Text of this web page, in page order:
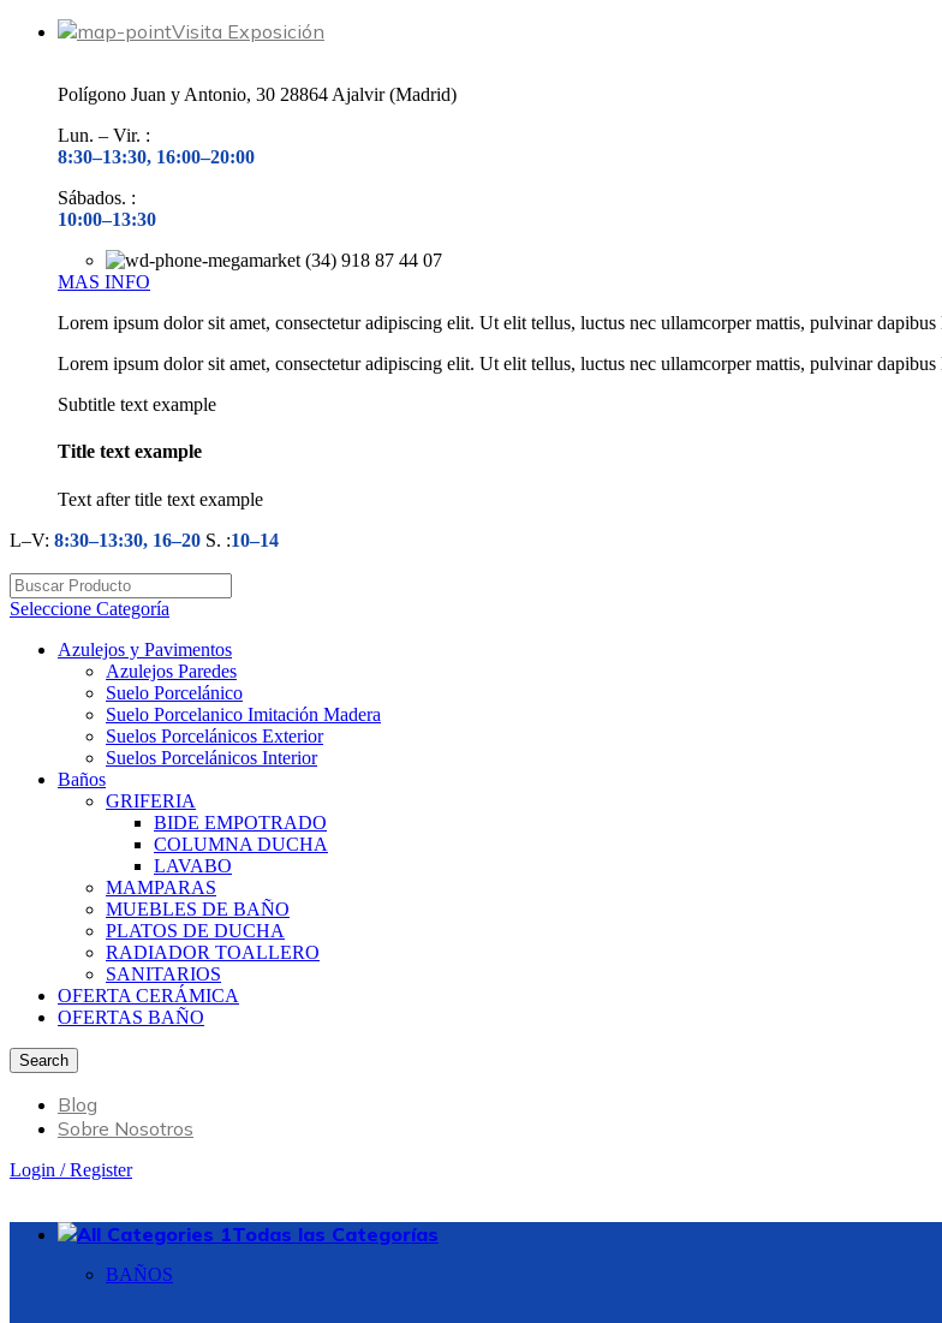
Visita Exposición
Polígono Juan y Antonio, 30 28864 Ajalvir (Madrid)
Lun. – Vir. :
8:30–13:30, 16:00–20:00
Sábados. :
10:00–13:30
(34) 918 87 44 07
MAS INFO
Lorem ipsum dolor sit amet, consectetur adipiscing elit. Ut elit tellus, luctus nec ullamcorper mattis, pulvinar dapibus
Lorem ipsum dolor sit amet, consectetur adipiscing elit. Ut elit tellus, luctus nec ullamcorper mattis, pulvinar dapibus
Subtitle text example
Title text example
Text after title text example
L–V: 8:30–13:30, 16–20 S. :10–14
Seleccione Categoría
Azulejos y Pavimentos
Azulejos Paredes
Suelo Porcelánico
Suelo Porcelanico Imitación Madera
Suelos Porcelánicos Exterior
Suelos Porcelánicos Interior
Baños
GRIFERIA
BIDE EMPOTRADO
COLUMNA DUCHA
LAVABO
MAMPARAS
MUEBLES DE BAÑO
PLATOS DE DUCHA
RADIADOR TOALLERO
SANITARIOS
OFERTA CERÁMICA
OFERTAS BAÑO
Search
Blog
Sobre Nosotros
Login / Register
Todas las Categorías
BAÑOS